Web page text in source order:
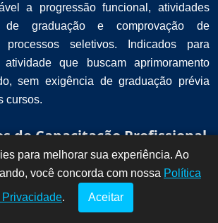
a progressão funcional, atividades
de graduação e comprovação de
seletivos. Indicados para
que buscam aprimoramento
sem exigência de graduação prévia
cursos.
de Capacitação Profissional
Fale
por
para melhorar sua experiência. Ao
você concorda com nossa Política
Privacidade. Aceitar